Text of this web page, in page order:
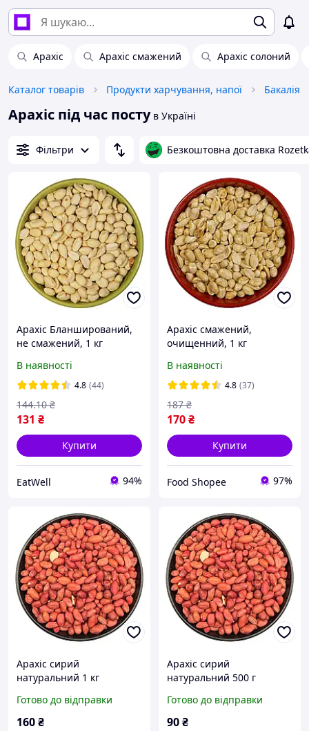
Арахіс Арахіс смажений Арахіс солоний
Каталог товарів Продукти харчування, напої Бакалія
Арахіс під час постув Україні
Фільтри Безкоштовна доставка
Арахіс Бланширований,
не смажений, 1 кг
В наявності
4.8 (44)
131 ₴
144.10 ₴
Купити
EatWell 94%
Арахіс смажений,
очищенний, 1 кг
В наявності
4.8 (37)
170₴
187 ₴
Купити
Food Shopee 97%
Арахіс сирий
натуральний 1 кг
арахісу для кулінарії та
випічки
Готово до відправки
160₴
Арахіс сирий
натуральний 500 г
арахісу для кулінарії та
випічки
Готово до відправки
90₴